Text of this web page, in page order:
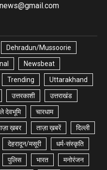
Dehradun/Mussoorie
Newsbeat
Trending Uttarakhand
उत्तरकाशी उत्तराखंड
देवभूमि चारधाम
ख़बर ताज़ा ख़बरें दिल्ली
देहरादून/मसूरी धर्म-संस्कृति
पुलिस भारत मनोरंजन